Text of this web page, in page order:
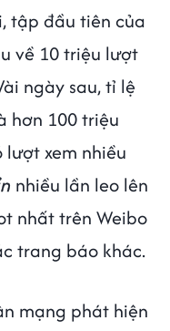
tập đầu tiên của
về 10 triệu lượt
ngày sau, tỉ lệ
hơn 100 triệu
xem nhiều
nhiều lần leo lên
nhất trên Weibo
trang báo khác.
mạng phát hiện